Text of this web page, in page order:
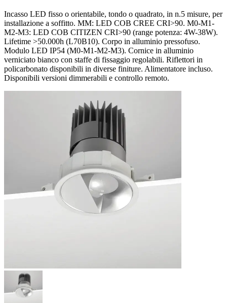
Incasso LED fisso o orientabile, tondo o quadrato, in n.5 misure, per
installazione a soffitto. MM: LED COB CREE CRI>90. M0-M1-
M2-M3: LED COB CITIZEN CRI>90 (range potenza: 4W-38W).
Lifetime >50.000h (L70B10). Corpo in alluminio pressofuso.
Modulo LED IP54 (M0-M1-M2-M3). Cornice in alluminio
verniciato bianco con staffe di fissaggio regolabili. Riflettori in
policarbonato disponibili in diverse finiture. Alimentatore incluso.
Disponibili versioni dimmerabili e controllo remoto.